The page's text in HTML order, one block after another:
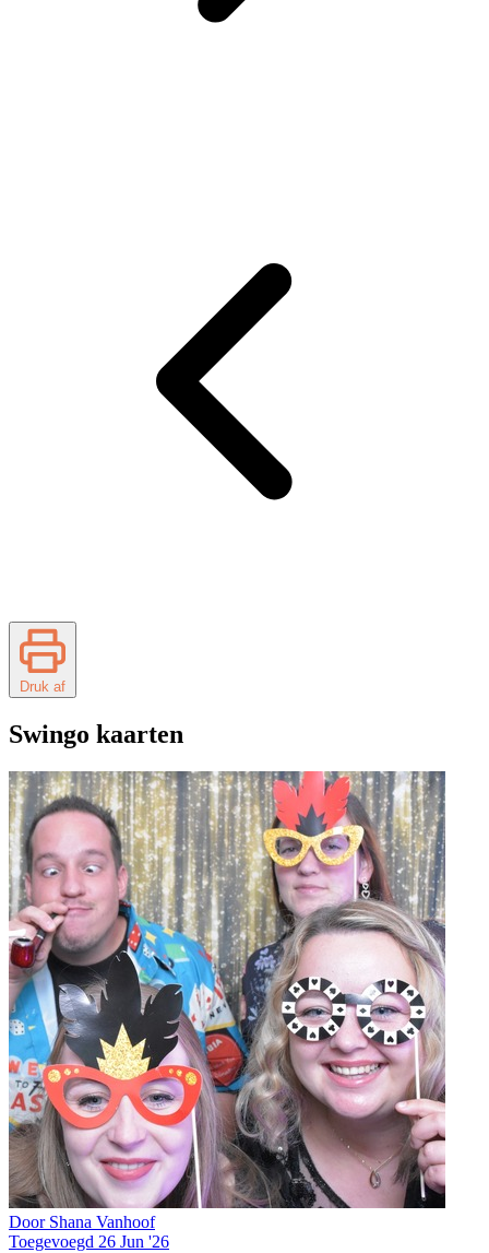
Druk af
Swingo kaarten
Door Shana Vanhoof
Toegevoegd 26 Jun '26